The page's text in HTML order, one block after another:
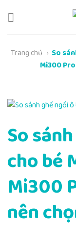
đến
Trang chủ › So
Mi300
So
cho bé
Mi300
nên